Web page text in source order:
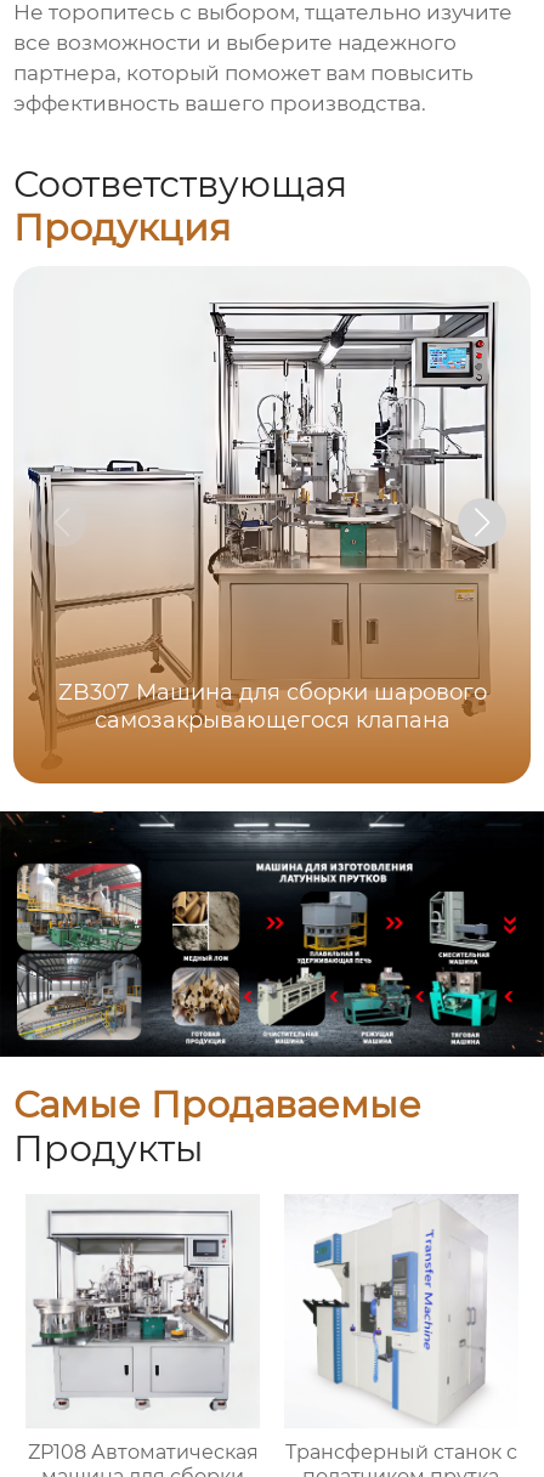
Не торопитесь с выбором, тщательно изучите
все возможности и выберите надежного
партнера, который поможет вам повысить
эффективность вашего производства.
Соответствующая
Продукция
ZB307 Машина для сборки шарового
самозакрывающегося клапана
Самые Продаваемые
Продукты
ZP108 Автоматическая
Трансферный станок с